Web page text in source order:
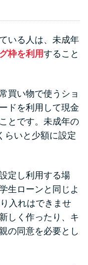
いる人は、未成年
枠を利用すること
買い物で使うショ
ドを利用して現金
とです。未成年の
らいと少額に設定
定し利用する場
生ローンと同じよ
入れはできませ
しく作ったり、キ
の同意を必要とし